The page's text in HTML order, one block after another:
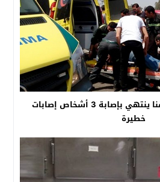
حادث تصادم مؤلم بقنا ينتهي بإصابة 3 أشخاص إصابات
خطيرة